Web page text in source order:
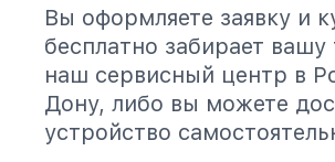
Вы оформляете заявку и
бесплатно забирает вашу
наш сервисный центр в
Дону, либо вы можете
устройство